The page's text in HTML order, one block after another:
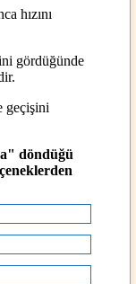
hızını
gördüğünde
geçişini
döndüğü